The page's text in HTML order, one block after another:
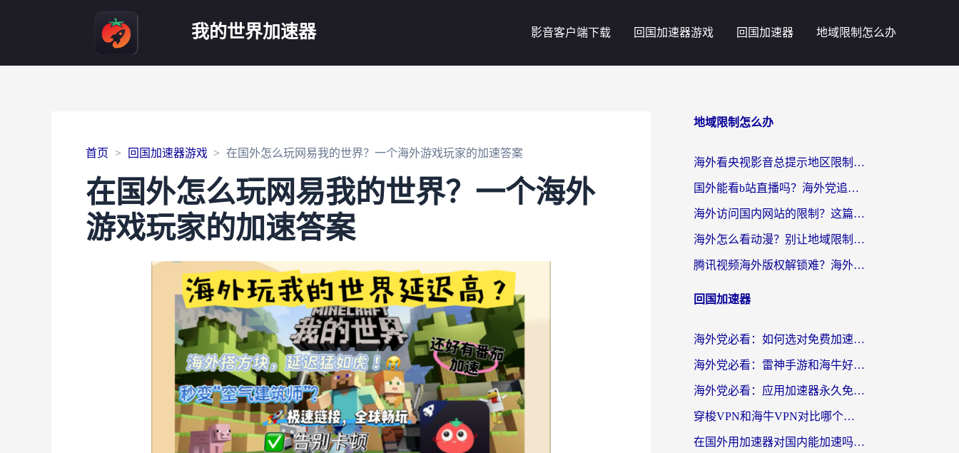
我的世界加速器 影音客户端下载 回国加速器游戏 回国加速器 地域限制怎么办
首页 回国加速器游戏 在国外怎么玩网易我的世界？一个海外游戏玩家的加速答案
在国外怎么玩网易我的世界？一个海外
游戏玩家的加速答案
地域限制怎么办
海外看央视影音总提示地区限制？这篇教你选对回国加速器，流畅追剧不踩坑
国外能看b站直播吗？海外党追剧看片的终极解决方案来了
海外访问国内网站的限制？这篇攻略帮你无缝解锁12306、12123和国内影音
海外怎么看动漫？别让地域限制挡住你的追番快乐
腾讯视频海外版权解锁难？海外党亲测：选对回国加速器，追剧观影零障碍
回国加速器
海外党必看：如何选对免费加速器，无缝访问国内资源不踩坑？
海外党必看：雷神手游和海牛好用吗？+3款热门加速器实测对比，附番茄加速器无缝回国指南
海外党必看：应用加速器永久免费版真的存在吗？教你选对回国加速器无缝刷国内资源
穿梭VPN和海牛VPN对比哪个回国效果更好？海外华人亲测3款热门加速器+避坑指南
在国外用加速器对国内能加速吗？海外党亲测有效的无缝访问指南